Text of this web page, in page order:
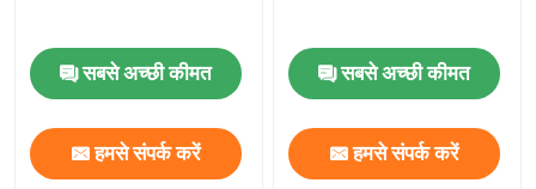
सबसे अच्छी कीमत
हमसे संपर्क करें
सबसे अच्छी कीमत
हमसे संपर्क करें